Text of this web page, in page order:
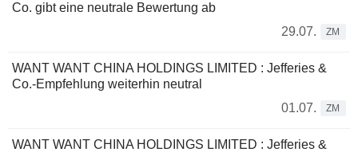
Co. gibt eine neutrale Bewertung ab
29.07.
ZM
WANT WANT CHINA HOLDINGS LIMITED : Jefferies &
Co.-Empfehlung weiterhin neutral
01.07.
ZM
WANT WANT CHINA HOLDINGS LIMITED : Jefferies &